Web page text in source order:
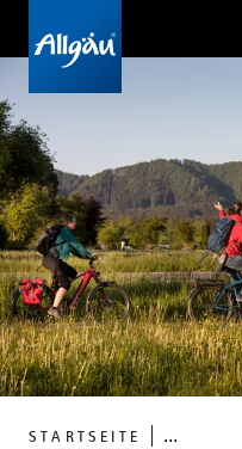
STARTSEITE ...